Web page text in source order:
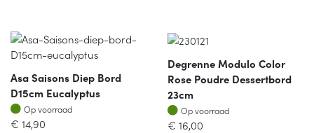
Asa Saisons Diep Bord
D15cm Eucalyptus
Op voorraad
Op voorraad
€ 14,90
Degrenne Modulo Color
Rose Poudre Dessertbord
23cm
Op voorraad
Op voorraad
€ 16,00